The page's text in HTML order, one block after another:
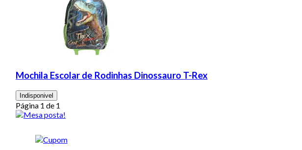
Mochila Escolar de Rodinhas Dinossauro T-Rex
Indisponivel
Página 1 de 1